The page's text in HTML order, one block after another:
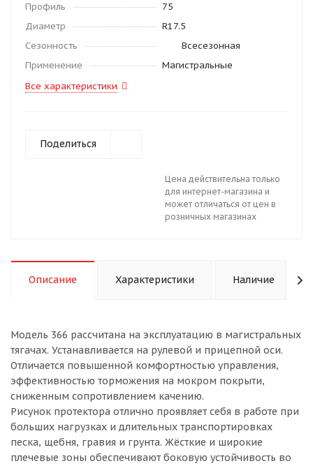
Профиль
75
Диаметр
R17.5
Сезонность
Всесезонная
Применение
Магистральные
Все характеристики
Поделиться
Цена действительна только
для интернет-магазина и
может отличаться от цен в
розничных магазинах
Описание Характеристики Наличие
Модель 366 рассчитана на эксплуатацию в магистральных
тягачах. Устанавливается на рулевой и прицепной оси.
Отличается повышенной комфортностью управления,
эффективностью торможения на мокром покрыти,
сниженным сопротивлением качению.
Рисунок протектора отлично проявляет себя в работе при
больших нагрузках и длительных транспортировках
песка, щебня, гравия и грунта. Жёсткие и широкие
плечевые зоны обеспечивают боковую устойчивость во